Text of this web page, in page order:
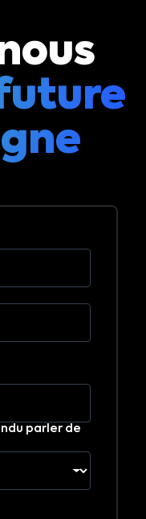
parler de